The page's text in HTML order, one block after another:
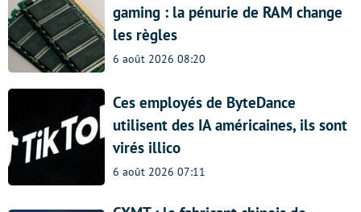
gaming : la pénurie de RAM change
les règles
6 août 2026 08:20
Ces employés de ByteDance
utilisent des IA américaines, ils sont
virés illico
6 août 2026 07:11